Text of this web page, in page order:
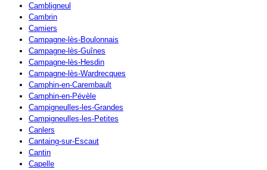
Cambligneul
Cambrin
Camiers
Campagne-lès-Boulonnais
Campagne-lès-Guînes
Campagne-lès-Hesdin
Campagne-lès-Wardrecques
Camphin-en-Carembault
Camphin-en-Pévèle
Campigneulles-les-Grandes
Campigneulles-les-Petites
Canlers
Cantaing-sur-Escaut
Cantin
Capelle